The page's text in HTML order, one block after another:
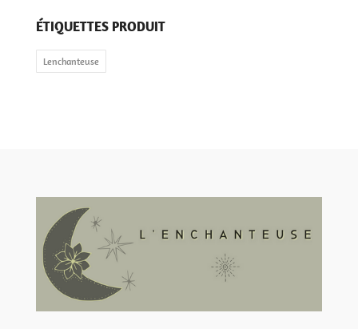
ÉTIQUETTES PRODUIT
Lenchanteuse